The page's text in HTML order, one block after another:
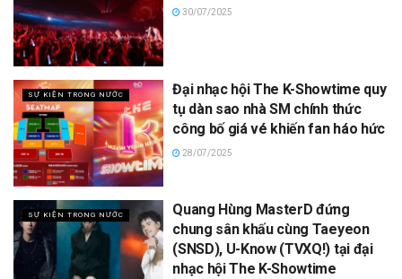
30/07/2025
SỰ KIỆN TRONG NƯỚC
Đại nhạc hội The K-Showtime quy
tụ dàn sao nhà SM chính thức
công bố giá vé khiến fan háo hức
28/07/2025
SỰ KIỆN TRONG NƯỚC
Quang Hùng MasterD đứng
chung sân khấu cùng Taeyeon
(SNSD), U-Know (TVXQ!) tại đại
nhạc hội The K-Showtime